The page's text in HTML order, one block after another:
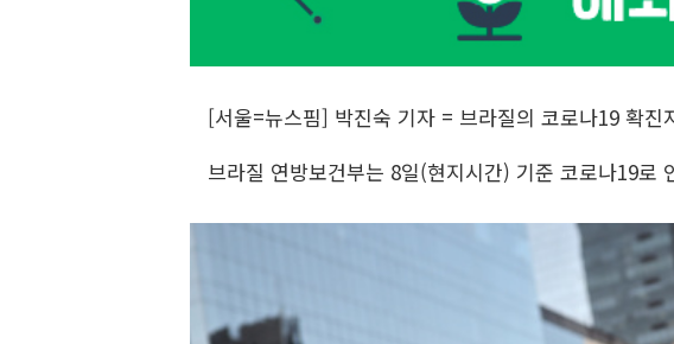
[서울=뉴스핌] 박진숙 기자 = 브라질의 코로나19 확
브라질 연방보건부는 8일(현지시간) 기준 코로나19로